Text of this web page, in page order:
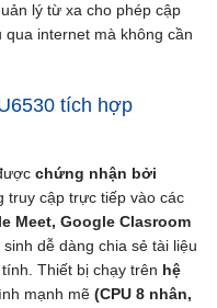
lý từ xa cho phép cập
internet mà không cần
tích hợp
chứng nhận bởi
truy cập trực tiếp vào các
Meet, Google Clasroom
sinh dễ dàng chia sẻ tài liệu
Thiết bị chạy trên hệ
mạnh mẽ (CPU 8 nhân,